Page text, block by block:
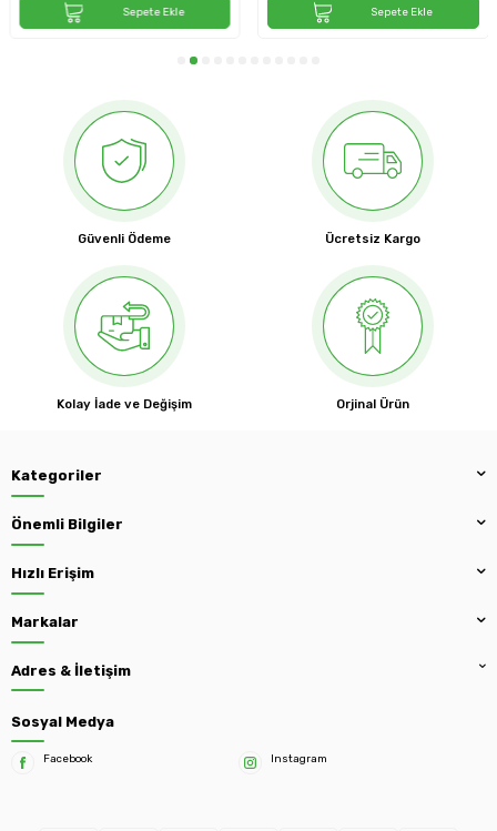
Sepete Ekle Sepete Ekle
Güvenli Ödeme Ücretsiz Kargo
Kolay İade ve Değişim Orjinal Ürün
Kategoriler
Önemli Bilgiler
Hızlı Erişim
Markalar
Adres & İletişim
Sosyal Medya
Facebook Instagram